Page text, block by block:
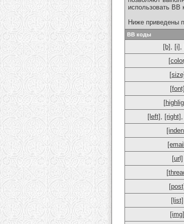
использовать
Ниже приведены
BB коды
[b] , [i] ,
[size]
[font]
[left] , [right] ,
[url]
[post]
[list]
[img]